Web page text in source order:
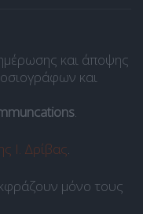
και άποψης
και
.
Ι. Δρίβας.
μόνο τους